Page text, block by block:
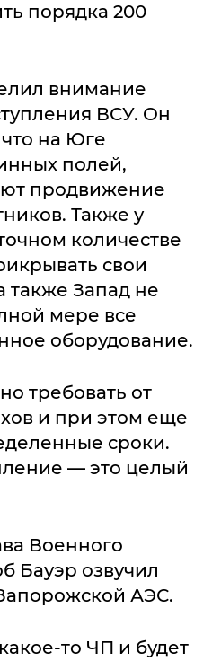
порядка 200
внимание
ВСУ. Он
на Юге
полей,
продвижение
Также у
количестве
свои
также Запад не
мере все
оборудование.
требовать от
и при этом еще
сроки.
— это целый
Военного
Бауэр озвучил
АЭС.
то ЧП и будет